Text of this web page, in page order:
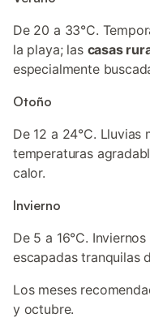
De 20 a 33°C.
la playa; las casas
especialmente
Otoño
De 12 a 24°C. Lluvias
temperaturas
calor.
Invierno
De 5 a 16°C.
escapadas tranquilas
Los meses
y octubre.